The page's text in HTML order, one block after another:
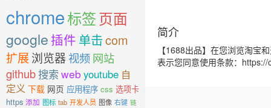
chrome标签页面
google 插件 单击com
扩展浏览器 视频网站
github搜索web youtube 自
定义 下载 网页 应用程序 css 选项卡
https 添加 图标 tab 开发人员 图像 右键 链
简介
【1688出品】在您浏览淘宝
表示您同意使用条款：